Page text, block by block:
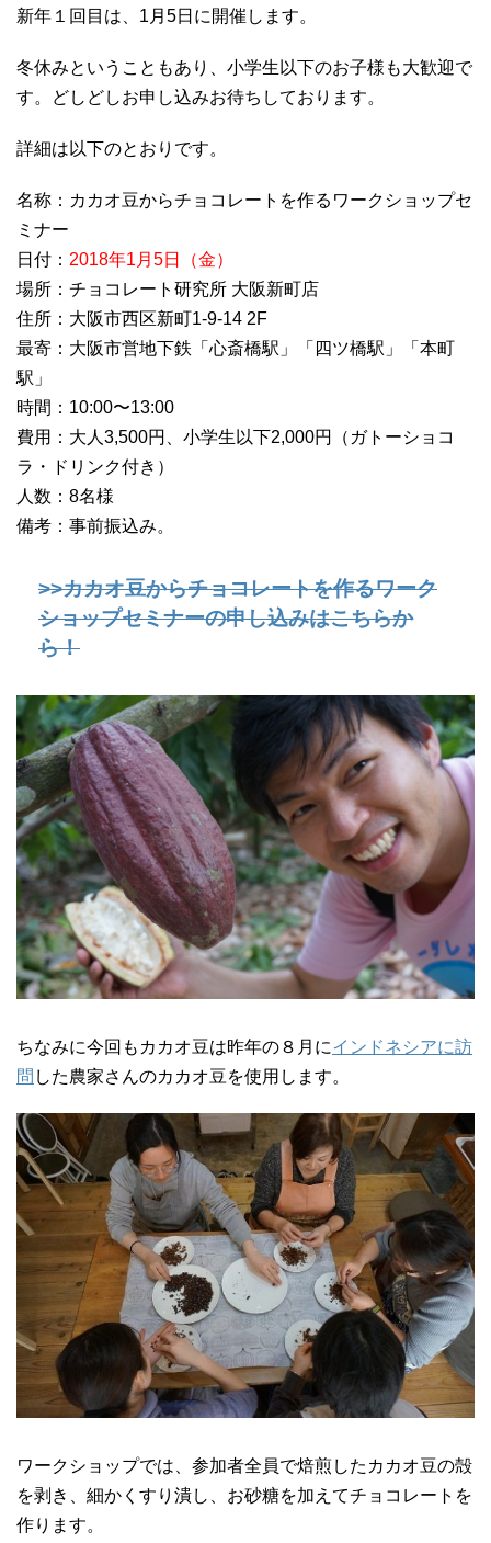
新年１回目は、1月5日に開催します。
冬休みということもあり、小学生以下のお子様も大歓迎で
す。どしどしお申し込みお待ちしております。
詳細は以下のとおりです。
名称：カカオ豆からチョコレートを作るワークショップセ
ミナー
日付： 2018年1月5日（金）
場所：チョコレート研究所 大阪新町店
住所：大阪市西区新町1-9-14 2F
最寄：大阪市営地下鉄「心斎橋駅」「四ツ橋駅」「本町
駅」
時間：10:00〜13:00
費用：大人3,500円、小学生以下2,000円（ガトーショコ
ラ・ドリンク付き）
人数：8名様
備考：事前振込み。
>>カカオ豆からチョコレートを作るワーク
ショップセミナーの申し込みはこちらか
ら！
ちなみに今回もカカオ豆は昨年の８月にインドネシアに訪
問 した農家さんのカカオ豆を使用します。
ワークショップでは、参加者全員で焙煎したカカオ豆の殻
を剥き、細かくすり潰し、お砂糖を加えてチョコレートを
作ります。